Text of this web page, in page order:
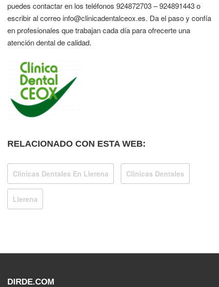
puedes contactar en los teléfonos 924872703 – 924891443 o
escribir al correo info@clinicadentalceox.es. Da el paso y confía
en profesionales que trabajan cada día para ofrecerte una
atención dental de calidad.
RELACIONADO CON ESTA WEB:
Clinicas Dentales En Llerena Clinicas Dentales
Llerena
DIRDE.COM